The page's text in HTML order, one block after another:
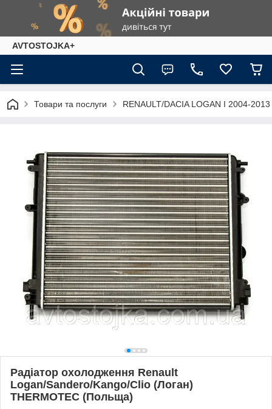
AVTOSTOJKA+
Товари та послуги RENAULT/DACIA LOGAN I 2004-2013
Радіатор охолодження Renault
Logan/Sandero/Kango/Clio (Логан)
THERMOTEC (Польща)